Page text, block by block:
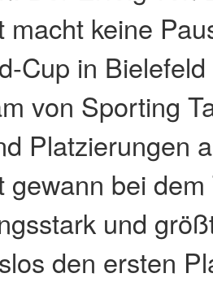
macht keine
Cup in
von Sporting
Platzierungen
gewann bei dem
und
den ersten